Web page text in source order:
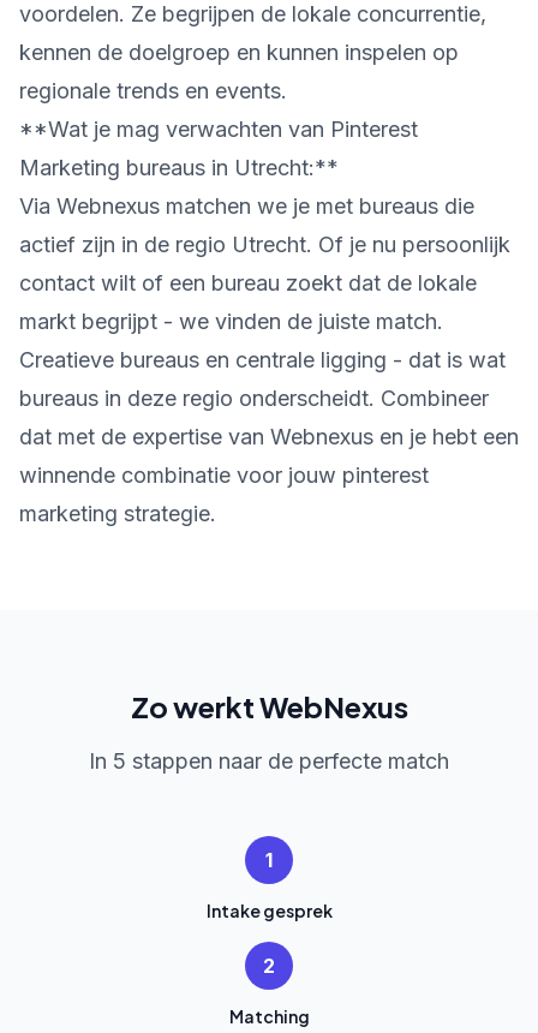
voordelen. Ze begrijpen de lokale concurrentie,
kennen de doelgroep en kunnen inspelen op
regionale trends en events.
**Wat je mag verwachten van Pinterest
Marketing bureaus in Utrecht:**
Via Webnexus matchen we je met bureaus die
actief zijn in de regio Utrecht. Of je nu persoonlijk
contact wilt of een bureau zoekt dat de lokale
markt begrijpt - we vinden de juiste match.
Creatieve bureaus en centrale ligging - dat is wat
bureaus in deze regio onderscheidt. Combineer
dat met de expertise van Webnexus en je hebt een
winnende combinatie voor jouw pinterest
marketing strategie.
Zo werkt WebNexus
In 5 stappen naar de perfecte match
1
Intake gesprek
2
Matching